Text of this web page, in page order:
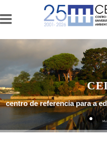
Ir o contido principal
centro de referencia para a